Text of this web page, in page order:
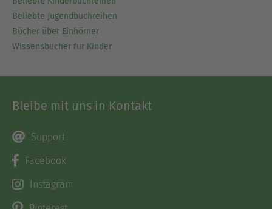
Beliebte Jugendbuchreihen
Bücher über Einhörner
Wissensbücher für Kinder
Bleibe mit uns in Kontakt
Support
Facebook
Instagram